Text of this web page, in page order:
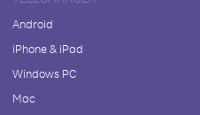
Android
iPhone & iPad
Windows PC
Mac